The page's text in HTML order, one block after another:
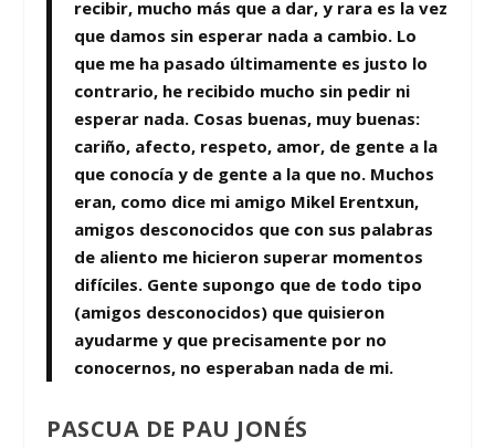
recibir, mucho más que a dar, y rara es la vez
que damos sin esperar nada a cambio. Lo
que me ha pasado últimamente es justo lo
contrario, he recibido mucho sin pedir ni
esperar nada. Cosas buenas, muy buenas:
cariño, afecto, respeto, amor, de gente a la
que conocía y de gente a la que no. Muchos
eran, como dice mi amigo Mikel Erentxun,
amigos desconocidos que con sus palabras
de aliento me hicieron superar momentos
difíciles. Gente supongo que de todo tipo
(amigos desconocidos) que quisieron
ayudarme y que precisamente por no
conocernos, no esperaban nada de mi.
PASCUA DE PAU JONÉS